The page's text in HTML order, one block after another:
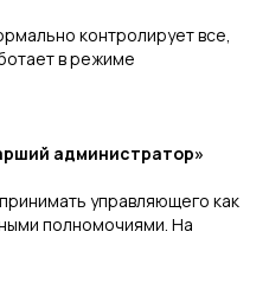
контролирует все,
в режиме
администратор»
управляющего как
полномочиями. На